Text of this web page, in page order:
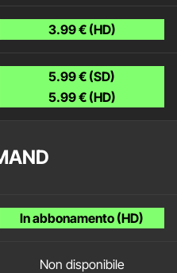
3.99 € (HD)
5.99 € (SD)
5.99 € (HD)
In abbonamento (HD)
Non disponibile